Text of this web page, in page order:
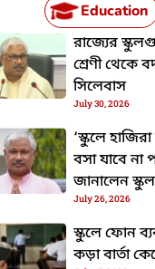
Education
রাজ্যের
শ্রেণী থেকে
সিলেবাস
July 30, 2026
‘স্কুলে
বসা যাবে না
জানালেন স্কুল
দীপক বর্মণ
July 26, 2026
স্কুলে ফোন
কড়া বার্তা